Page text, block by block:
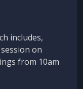
includes,
on
from 10am